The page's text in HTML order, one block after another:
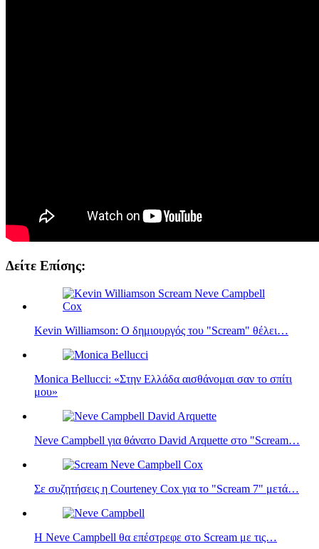
Δείτε Επίσης:
Kevin Williamson: Ο δημιουργός του "Scream" θέλει…
Monica Bellucci: «Στην Ελλάδα αισθάνομαι σαν το σπίτι
μου»
Neve Campbell για θάνατο David Arquette στο "Scream…
Σε συζητήσεις η Courteney Cox για το "Scream 7" μετά…
Η Neve Campbell θα επέστρεφε στο Scream με τις…